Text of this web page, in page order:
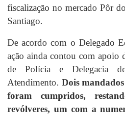
fiscalização no mercado Pôr
Santiago.
De acordo com o Delegado
ação ainda contou com apoio
de Polícia e Delegacia
Atendimento. Dois
foram cumpridos,
revólveres, um com a